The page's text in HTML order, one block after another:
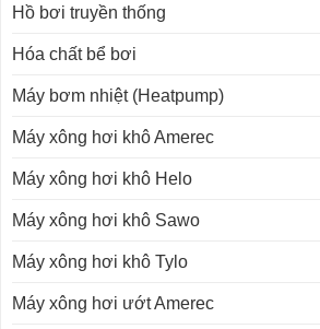
Hồ bơi truyền thống
Hóa chất bể bơi
Máy bơm nhiệt (Heatpump)
Máy xông hơi khô Amerec
Máy xông hơi khô Helo
Máy xông hơi khô Sawo
Máy xông hơi khô Tylo
Máy xông hơi ướt Amerec